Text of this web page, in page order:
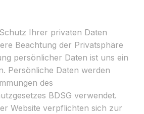
Ihrer privaten Daten
Beachtung der Privatsphäre
persönlicher Daten ist uns ein
Persönliche Daten werden
des
BDSG verwendet.
Website verpflichten sich zur